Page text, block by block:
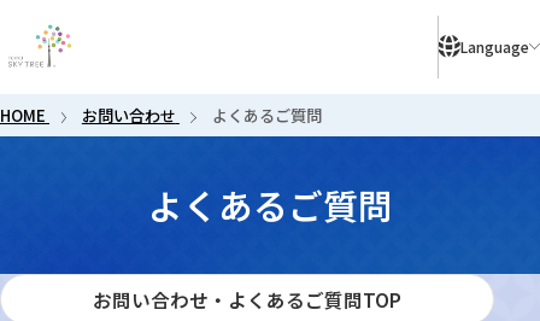
よくあるご質問
Language
HOME お問い合わせ よくあるご質問
お問い合わせ・よくあるご質問TOP